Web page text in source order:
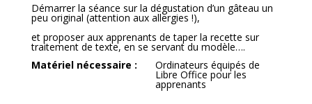
Démarrer la séance sur la dégustation d’un gâteau un
peu original (attention aux allergies !),
et proposer aux apprenants de taper la recette sur
traitement de texte, en se servant du modèle….
Matériel nécessaire : Ordinateurs équipés de
Libre Office pour les
apprenants